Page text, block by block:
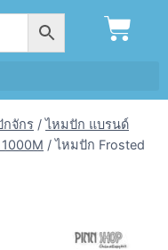
กจักร / ไหมปัก แบรนด์
/ ไหมปัก Frosted